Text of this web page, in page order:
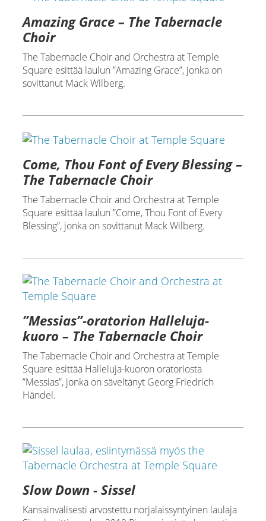
Amazing Grace – The Tabernacle
Choir
The Tabernacle Choir and Orchestra at Temple
Square esittää laulun ”Amazing Grace”, jonka on
sovittanut Mack Wilberg.
Come, Thou Font of Every Blessing –
The Tabernacle Choir
The Tabernacle Choir and Orchestra at Temple
Square esittää laulun ”Come, Thou Font of Every
Blessing”, jonka on sovittanut Mack Wilberg.
”Messias”-oratorion Halleluja-
kuoro – The Tabernacle Choir
The Tabernacle Choir and Orchestra at Temple
Square esittää Halleluja-kuoron oratoriosta
”Messias”, jonka on säveltänyt Georg Friedrich
Händel.
Slow Down - Sissel
Kansainvälisesti arvostettu norjalaissyntyinen laulaja